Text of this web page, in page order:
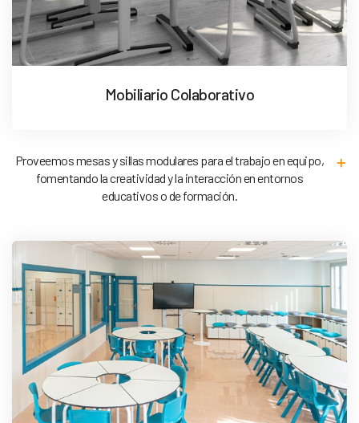
Mobiliario Colaborativo
Proveemos mesas y sillas modulares para el trabajo en equipo,
fomentando la creatividad y la interacción en entornos
educativos o de formación.